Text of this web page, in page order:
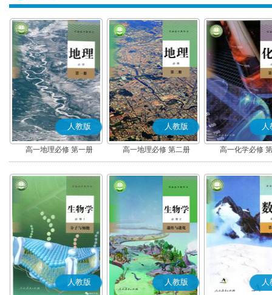
人教版
高一地理必修 第一册
人教版
高一地理必修 第二册
人
高一化学必修
人教版 人教版 人